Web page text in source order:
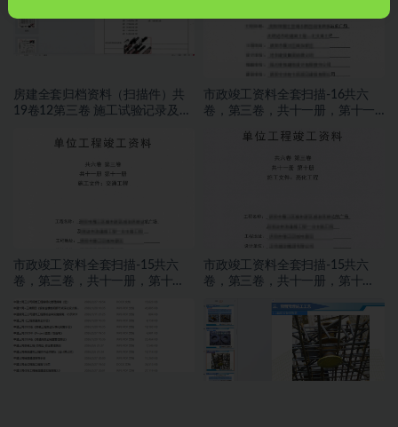
房建全套归档资料（扫描件）共
19卷12第三卷 施工试验记录及检
市政竣工资料全套扫描-16共六
卷，第三卷，共十一册，第十一
市政竣工资料全套扫描-15共六
卷，第三卷，共十一册，第十
市政竣工资料全套扫描-15共六
卷，第三卷，共十一册，第十